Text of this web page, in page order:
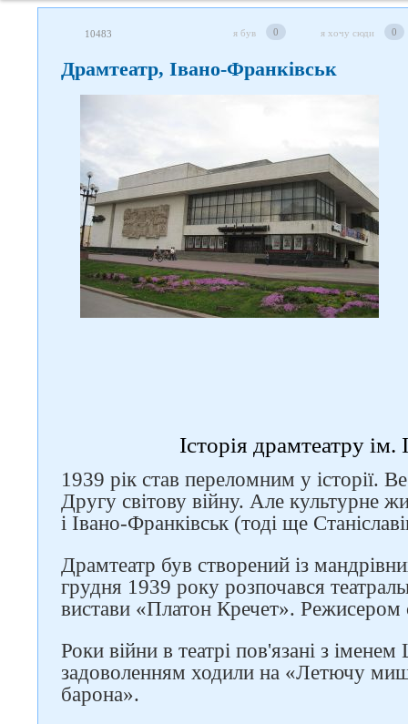
10483 я був 0 я хочу сюди 0
Драмтеатр, Івано-Франківськ
Історія драмтеатру ім.
1939 рік став переломним у історії.
Другу світову війну. Але культурне
і Івано-Франківськ (тоді ще
Драмтеатр був створений із
грудня 1939 року розпочався
вистави «Платон Кречет».
Роки війни в театрі пов'язані з
задоволенням ходили на «Летючу
барона».